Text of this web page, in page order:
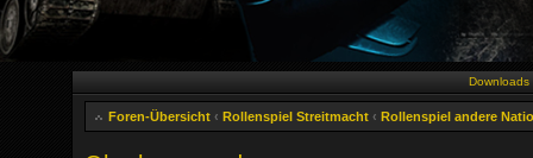
Downloads
Foren-Übersicht ‹ Rollenspiel Streitmacht ‹ Rollenspiel andere